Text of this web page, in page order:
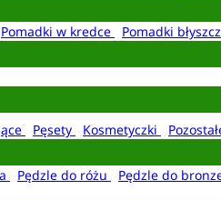
Pomadki w kredce Pomadki
Pęsety Kosmetyczki
Pędzle do różu Pędzle do